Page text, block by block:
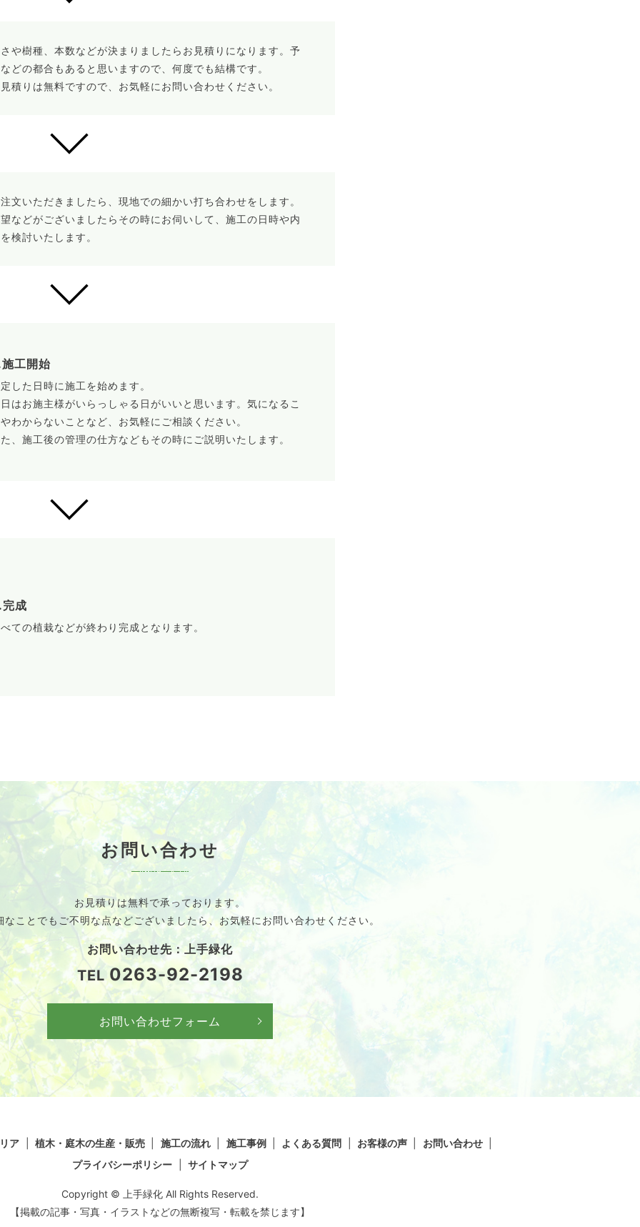
や樹種、本数などが決まりましたらお見積りになります。予
どの都合もあると思いますので、何度でも結構です。
積りは無料ですので、お気軽にお問い合わせください。
文いただきましたら、現地での細かい打ち合わせをします。
などがございましたらその時にお伺いして、施工の日時や内
検討いたします。
工開始
した日時に施工を始めます。
はお施主様がいらっしゃる日がいいと思います。気になるこ
わからないことなど、お気軽にご相談ください。
、施工後の管理の仕方などもその時にご説明いたします。
成
ての植栽などが終わり完成となります。
お問い合わせ
お見積りは無料で承っております。
なことでも ご不明な点などございましたら、 お気軽にお問い合わせください。
お問い合わせ先：上手緑化
TEL 0263-92-2198
お問い合わせフォーム
ア 植木・庭木の生産・販売 施工の流れ 施工事例 よくある質問 お客様の声
お問い合わせ
プライバシーポリシー
サイトマップ
Copyright © 上手緑化 All Rights Reserved.
【掲載の記事・写真・イラストなどの無断複写・転載を禁じます】